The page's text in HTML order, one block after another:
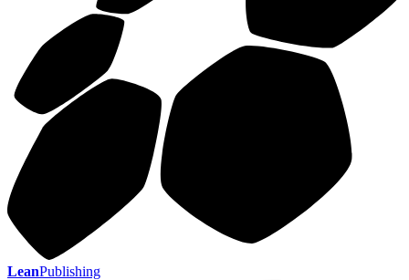
LeanPublishing